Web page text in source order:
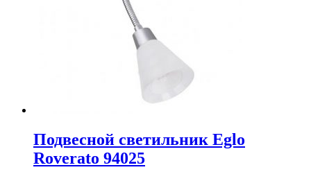
Подвесной светильник Eglo
Roverato 94025